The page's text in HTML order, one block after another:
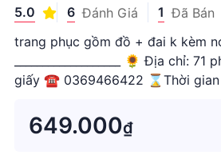
5.0 6 Đánh Giá 1 Đã Bán
trang phục gồm đồ + đai k kèm
___________________ 🌻 Địa chỉ:
giấy ☎️ 0369466422 ⌛️Thời gian
phụ kiện, trang sức ( trâm cài, tóc
649.000₫